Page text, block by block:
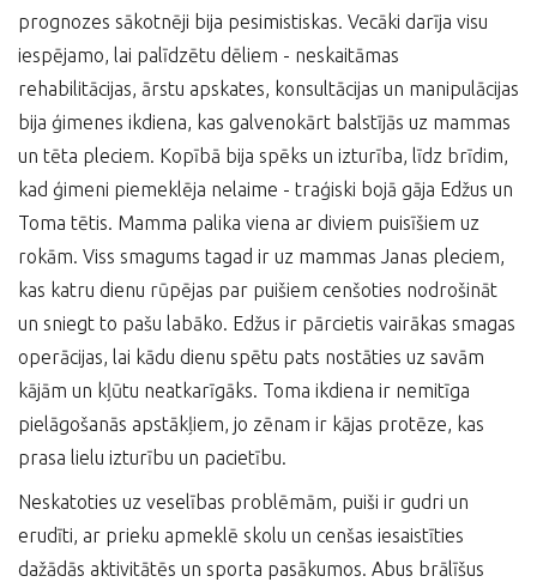
prognozes sākotnēji bija pesimistiskas. Vecāki darīja visu
iespējamo, lai palīdzētu dēliem - neskaitāmas
rehabilitācijas, ārstu apskates, konsultācijas un manipulācijas
bija ģimenes ikdiena, kas galvenokārt balstījās uz mammas
un tēta pleciem. Kopībā bija spēks un izturība, līdz brīdim,
kad ģimeni piemeklēja nelaime - traģiski bojā gāja Edžus un
Toma tētis. Mamma palika viena ar diviem puisīšiem uz
rokām. Viss smagums tagad ir uz mammas Janas pleciem,
kas katru dienu rūpējas par puišiem cenšoties nodrošināt
un sniegt to pašu labāko. Edžus ir pārcietis vairākas smagas
operācijas, lai kādu dienu spētu pats nostāties uz savām
kājām un kļūtu neatkarīgāks. Toma ikdiena ir nemitīga
pielāgošanās apstākļiem, jo zēnam ir kājas protēze, kas
prasa lielu izturību un pacietību.
Neskatoties uz veselības problēmām, puiši ir gudri un
erudīti, ar prieku apmeklē skolu un cenšas iesaistīties
dažādās aktivitātēs un sporta pasākumos. Abus brālīšus